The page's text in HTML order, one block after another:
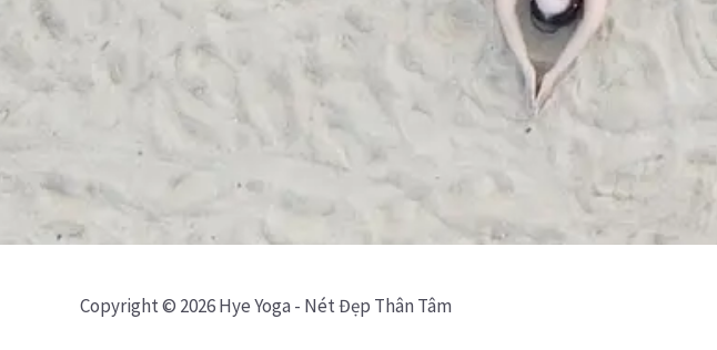
Copyright © 2026 Hye Yoga - Nét Đẹp Thân Tâm